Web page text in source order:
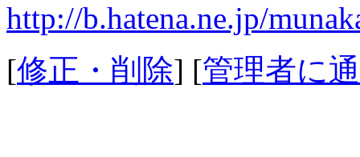
http://b.hatena.ne.jp/
[修正・削除] [管理者に